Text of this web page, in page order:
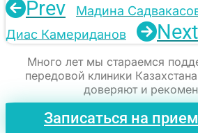
Prev
Мадина
Диас Камериданов
Next
Много лет мы стараемся
передовой клиники
доверяют и
Записаться на прием